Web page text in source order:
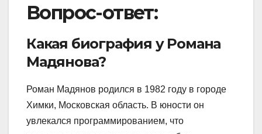
Вопрос-ответ:
Какая биография у Романа
Мадянова?
Роман Мадянов родился в 1982 году в городе
Химки, Московская область. В юности он
увлекался программированием, что